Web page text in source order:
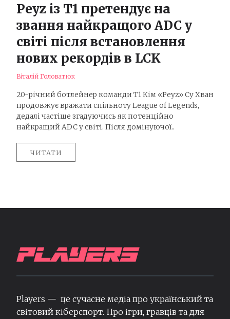
Peyz із T1 претендує на
звання найкращого ADC у
світі після встановлення
нових рекордів в LCK
Віталій Головатюк
20-річний ботлейнер команди T1 Кім «Peyz» Су Хван
продовжує вражати спільноту League of Legends,
дедалі частіше згадуючись як потенційно
найкращий ADC у світі. Після домінуючої..
ЧИТАТИ
Players — це сучасне медіа про український та
світовий кіберспорт. Про ігри, гравців та для